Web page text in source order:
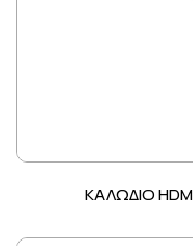
ΚΑΛΩΔΙΟ